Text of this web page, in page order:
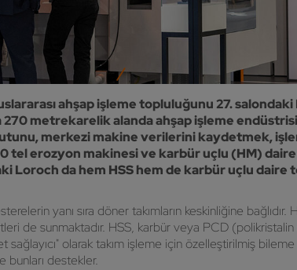
ahşap işleme topluluğunu 27. salondaki
270 metrekarelik alanda ahşap işleme
merkezi makine verilerini kaydetmek,
erozyon makinesi ve karbür uçlu (HM) daire
Loroch da hem HSS hem de karbür uçlu daire
yanı sıra döner takımların keskinliğine
de sunmaktadır. HSS, karbür veya PCD
olarak takım işleme için özelleştirilmiş
bunları destekler.